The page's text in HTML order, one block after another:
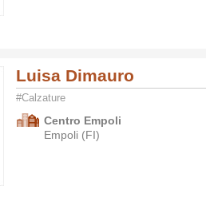
Luisa Dimauro
#Calzature
Centro Empoli
Empoli (FI)